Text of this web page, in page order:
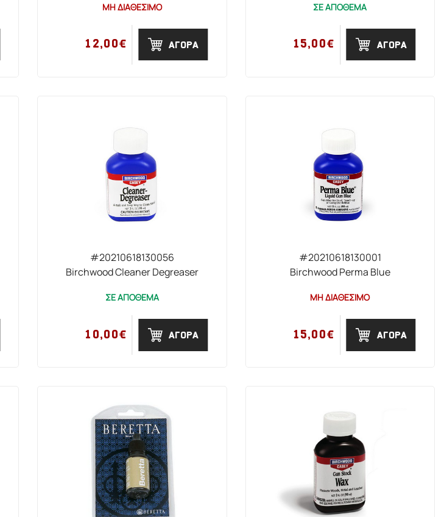
ΜΗ ΔΙΑΘΕΣΙΜΟ
12,00€ ΑΓΟΡΑ
ΣΕ ΑΠΟΘΕΜΑ
15,00€ ΑΓΟΡΑ
#20210618130056
Birchwood Cleaner Degreaser
ΣΕ ΑΠΟΘΕΜΑ
10,00€ ΑΓΟΡΑ
#20210618130001
Birchwood Perma Blue
ΜΗ ΔΙΑΘΕΣΙΜΟ
15,00€ ΑΓΟΡΑ